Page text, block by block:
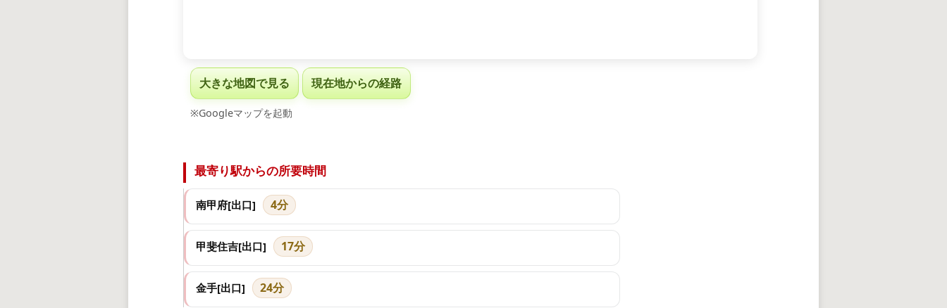
大きな地図で見る 現在地からの経路
※Googleマップを起動
最寄り駅からの所要時間
南甲府[出口] 4分
甲斐住吉[出口] 17分
金手[出口] 24分